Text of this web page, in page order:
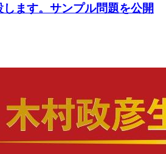
します。サンプル問題を公開